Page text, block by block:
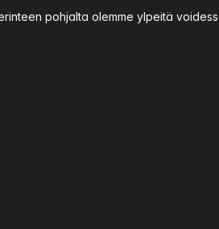
pohjalta olemme ylpeitä